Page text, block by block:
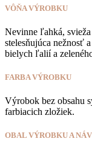
VÔŇA VÝROBKU
Nevinne ľahká,
stelesňujúca nežnosť
bielych ľalií a
FARBA VÝROBKU
Výrobok bez obsahu
farbiacich zložiek.
OBAL VÝROBKU A